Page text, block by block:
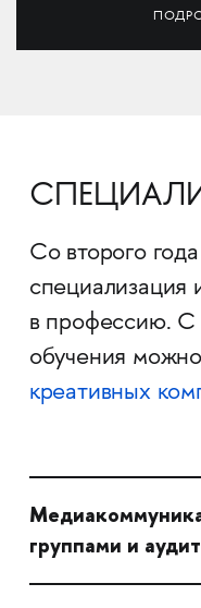
Со второго
специализация
в профессию. С
обучения
креативных
группами и